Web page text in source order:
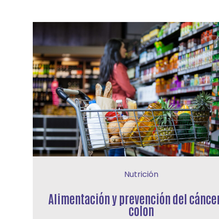
Nutrición
Alimentación y prevención del
colon